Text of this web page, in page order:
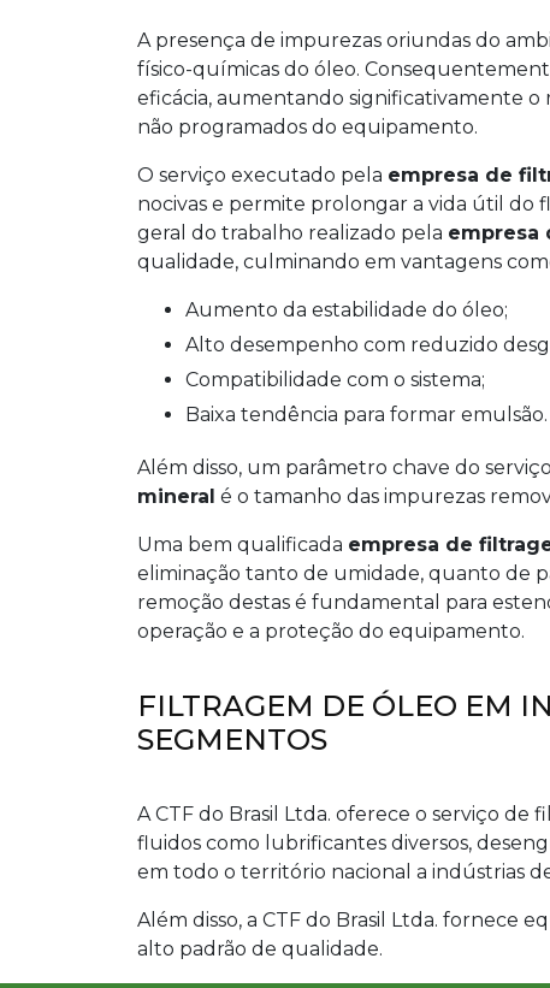
A presença de impurezas oriundas do
físico-químicas do óleo.
eficácia, aumentando significativamente o
não programados do equipamento.
O serviço executado pela empresa de
nocivas e permite prolongar a vida útil do
geral do trabalho realizado pela empresa
qualidade, culminando em vantagens
Aumento da estabilidade do óleo;
Alto desempenho com reduzido
Compatibilidade com o sistema;
Baixa tendência para formar emulsão.
Além disso, um parâmetro chave do
mineral é o tamanho das impurezas
Uma bem qualificada empresa de
eliminação tanto de umidade, quanto de
remoção destas é fundamental para
operação e a proteção do equipamento.
FILTRAGEM DE ÓLEO EM
SEGMENTOS
A CTF do Brasil Ltda. oferece o serviço
fluidos como lubrificantes diversos,
em todo o território nacional a indústrias
Além disso, a CTF do Brasil Ltda. fornece
alto padrão de qualidade.